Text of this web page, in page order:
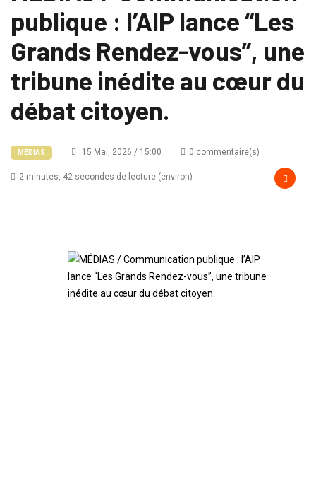
publique : l’AIP lance “Les
Grands Rendez-vous”, une
tribune inédite au cœur du
débat citoyen.
MÉDIAS 15 Mai, 2026 / 15:00 0 commentaire(s)
2 minutes, 42 secondes de lecture (environ)